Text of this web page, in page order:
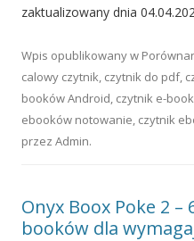
zaktualizowany dnia
Wpis opublikowany w
calowy czytnik, czytnik do pdf,
booków Android, czytnik e-
ebooków notowanie, czytnik
przez Admin.
Onyx Boox Poke 2 –
booków dla